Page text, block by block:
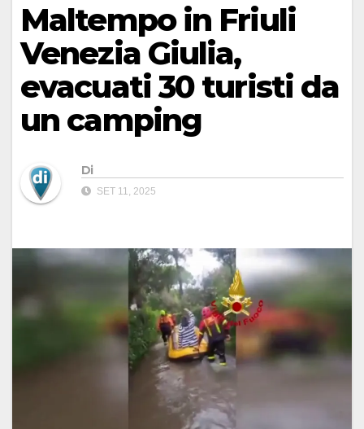
Maltempo in Friuli
Venezia Giulia,
evacuati 30 turisti da
un camping
Di
SET 11, 2025